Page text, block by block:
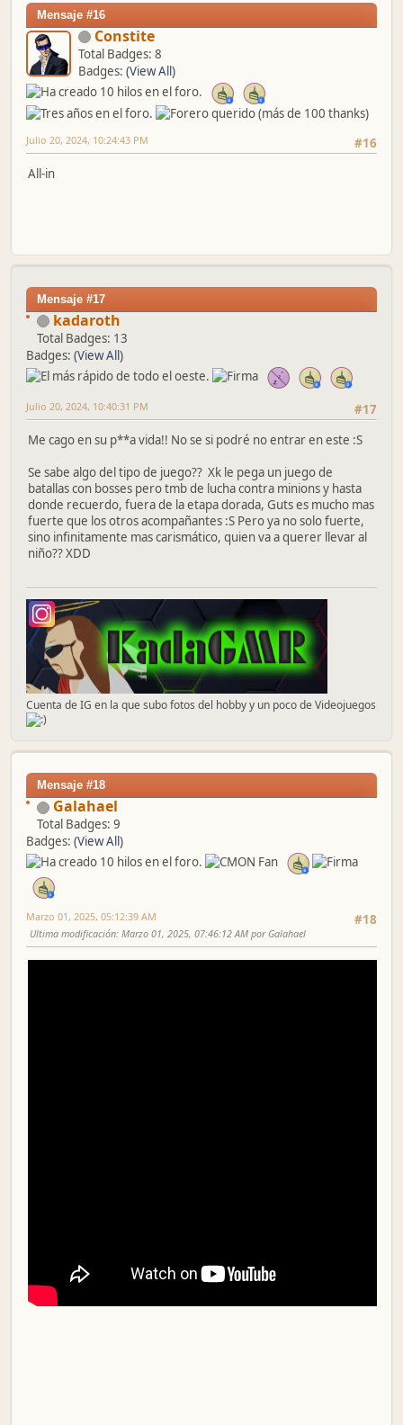
Mensaje #16
Constite
Total Badges: 8
Badges: (View All)
#16
Julio 20, 2024, 10:24:43 PM
All-in
Mensaje #17
kadaroth
Total Badges: 13
Badges: (View All)
#17
Julio 20, 2024, 10:40:31 PM
Me cago en su p**a vida!! No se si podré no entrar en este :S
Se sabe algo del tipo de juego?? Xk le pega un juego de
batallas con bosses pero tmb de lucha contra minions y hasta
donde recuerdo, fuera de la etapa dorada, Guts es mucho mas
fuerte que los otros acompañantes :S Pero ya no solo fuerte,
sino infinitamente mas carismático, quien va a querer llevar al
niño?? XDD
Cuenta de IG en la que subo fotos del hobby y un poco de Videojuegos
Mensaje #18
Galahael
Total Badges: 9
Badges: (View All)
#18
Marzo 01, 2025, 05:12:39 AM
Ultima modificación: Marzo 01, 2025, 07:46:12 AM por Galahael